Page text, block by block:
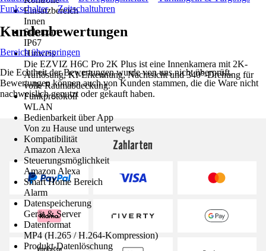
Einsatzbereich
Innen
Schutzart
IP67
Hinweis
Die EZVIZ H6C Pro 2K Plus ist eine Innenkamera mit 2K-
Auflösung, KI-Erkennung, Nachtsicht und 340°-Drehung für
volle Raumabdeckung.
Funkprotokoll
WLAN
Bedienbarkeit über App
Von zu Hause und unterwegs
Kompatibilität
Amazon Alexa
Steuerungsmöglichkeit
Amazon Alexa
Smart Home Bereich
Alarm
Datenspeicherung
Gerät & Server
Datenformat
MP4 (H.265 / H.264-Kompression)
Produkt-Datenlöschung
Funkschalter
Zeitschaltuhren
Kundenbewertungen
Bereich überspringen
Die Echtheit der Bewertungen wurde von uns nicht überprüft.
Bewertungen können auch von Kunden stammen, die die Ware nicht
nachweislich genutzt oder gekauft haben.
Zahlarten